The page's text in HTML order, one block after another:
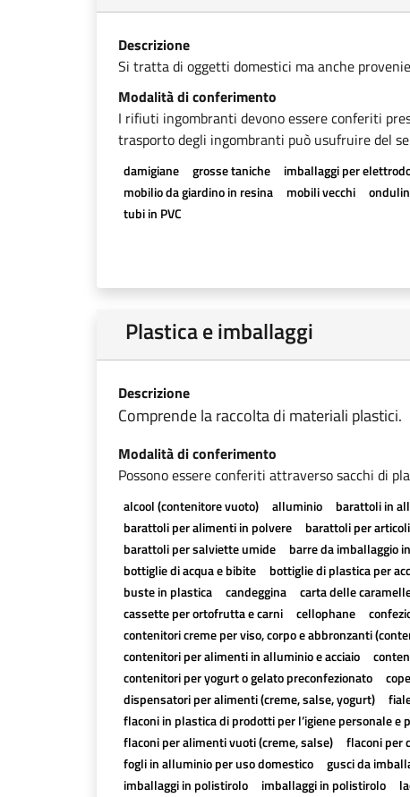
Descrizione
Si tratta di oggetti domestici ma anche
Modalità di conferimento
I rifiuti ingombranti devono essere conferiti
trasporto degli ingombranti può usufruire del
damigiane grosse taniche imballaggi per
mobilio da giardino in resina
mobili vecchi
tubi in PVC
Plastica e imballaggi
Descrizione
Comprende la raccolta di materiali plastici.
Modalità di conferimento
Possono essere conferiti attraverso sacchi di
alcool (contenitore vuoto) alluminio barattoli in
barattoli per alimenti in polvere
barattoli per
barattoli per salviette umide
barre da imballaggio
bottiglie di acqua e bibite
bottiglie di plastica per
buste in plastica
candeggina carta delle
cassette per ortofrutta e carni
cellophane
contenitori creme per viso, corpo e abbronzanti
contenitori per alimenti in alluminio e acciaio
contenitori per yogurt o gelato preconfezionato
dispensatori per alimenti (creme, salse, yogurt)
flaconi in plastica di prodotti per l’igiene personale e
flaconi per alimenti vuoti (creme, salse)
flaconi per
fogli in alluminio per uso domestico
gusci da
imballaggi in polistirolo
imballaggi in polistirolo